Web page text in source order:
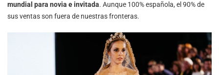
mundial para novia e invitada. Aunque 100% española, el 90% de
sus ventas son fuera de nuestras fronteras.